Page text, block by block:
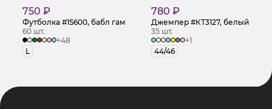
750 ₽
Футболка #1S600, бабл гам
60 шт.
+48
L
780 ₽
Джемпер #КТ3127, белый
35 шт.
+1
44/46